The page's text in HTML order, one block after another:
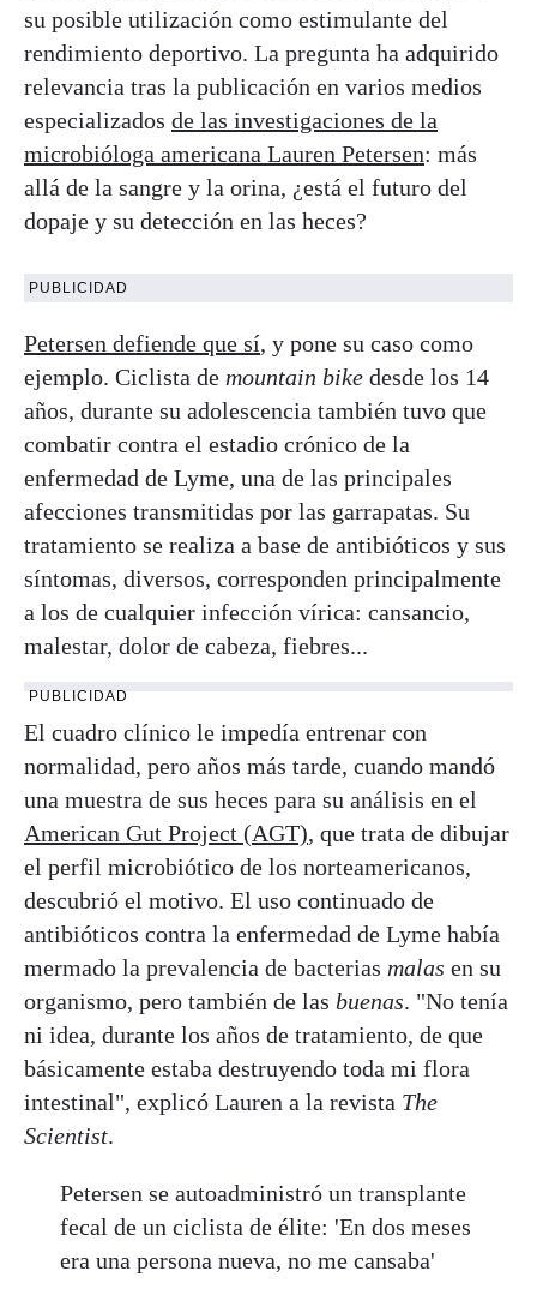
su posible utilización como estimulante del
rendimiento deportivo. La pregunta ha adquirido
relevancia tras la publicación en varios medios
especializados de las investigaciones de la
microbióloga americana Lauren Petersen: más
allá de la sangre y la orina, ¿está el futuro del
dopaje y su detección en las heces?
PUBLICIDAD
Petersen defiende que sí, y pone su caso como
ejemplo. Ciclista de mountain bike desde los 14
años, durante su adolescencia también tuvo que
combatir contra el estadio crónico de la
enfermedad de Lyme, una de las principales
afecciones transmitidas por las garrapatas. Su
tratamiento se realiza a base de antibióticos y sus
síntomas, diversos, corresponden principalmente
a los de cualquier infección vírica: cansancio,
malestar, dolor de cabeza, fiebres...
PUBLICIDAD
El cuadro clínico le impedía entrenar con
normalidad, pero años más tarde, cuando mandó
una muestra de sus heces para su análisis en el
American Gut Project (AGT), que trata de dibujar
el perfil microbiótico de los norteamericanos,
descubrió el motivo. El uso continuado de
antibióticos contra la enfermedad de Lyme había
mermado la prevalencia de bacterias malas en su
organismo, pero también de las buenas. "No tenía
ni idea, durante los años de tratamiento, de que
básicamente estaba destruyendo toda mi flora
intestinal", explicó Lauren a la revista The
Scientist.
Petersen se autoadministró un transplante
fecal de un ciclista de élite: 'En dos meses
era una persona nueva, no me cansaba'